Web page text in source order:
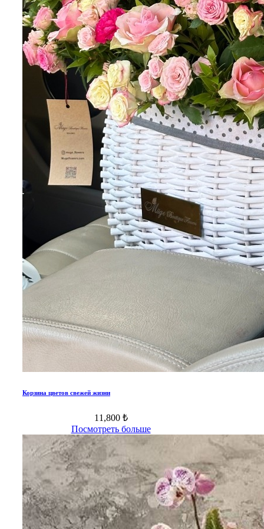
Корзина цветов свежей жизни
11,800 ₺
Посмотреть больше